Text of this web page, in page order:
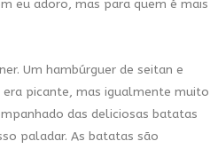
eu adoro, mas para quem é mais
Um hambúrguer de seitan e
picante, mas igualmente muito
das deliciosas batatas
paladar. As batatas são